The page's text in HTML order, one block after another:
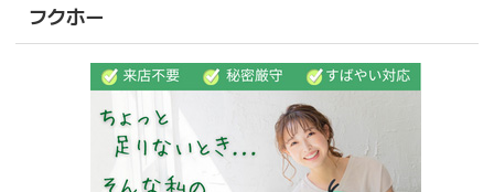
フクホー